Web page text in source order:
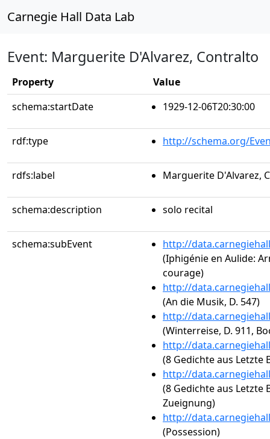
Carnegie Hall Data Lab
Event: Marguerite D'Alvarez, Contralto
Property
Value
schema:startDate
1929-12-06T20:30:00
rdf:type http://schema.org/
rdfs:label Marguerite D'Alvarez,
schema:description solo recital
schema:subEvent
http://
(Iphigénie en Aulide:
courage)
http://
(An die Musik, D. 547)
http://
(Winterreise, D. 911,
http://
(8 Gedichte aus Letzte
http://
(8 Gedichte aus Letzte
Zueignung)
http://
(Possession)